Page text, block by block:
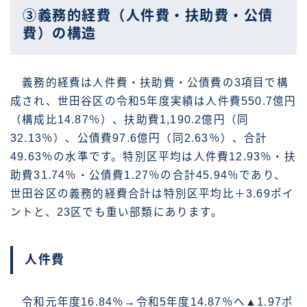
③義務的経費（人件費・扶助費・公債
費）の構造
義務的経費は人件費・扶助費・公債費の3項目で構
成され、世田谷区の令和5年度実績は人件費550.7億円
（構成比14.87％）、扶助費1,190.2億円（同
32.13％）、公債費97.6億円（同2.63％）、合計
49.63％の水準です。特別区平均は人件費12.93％・扶
助費31.74％・公債費1.27％の合計45.94％であり、
世田谷区の義務的経費合計は特別区平均比＋3.69ポイ
ントと、23区でも重い部類にあります。
人件費
令和元年度16.84％→令和5年度14.87％へ▲1.97ポ